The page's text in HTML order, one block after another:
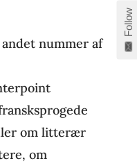
nummer af
om litterær
om
Follow